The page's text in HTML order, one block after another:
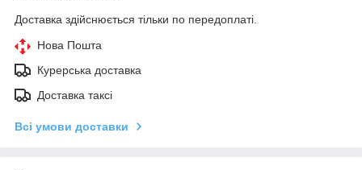
Доставка здійснюється тільки по передоплаті.
Нова Пошта
Курерська доставка
Доставка таксі
Всі умови доставки